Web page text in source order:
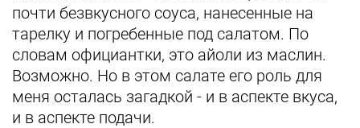
почти безвкусного соуса, нанесенные на
тарелку и погребенные под салатом. По
словам официантки, это айоли из маслин.
Возможно. Но в этом салате его роль для
меня осталась загадкой - и в аспекте вкуса,
и в аспекте подачи.